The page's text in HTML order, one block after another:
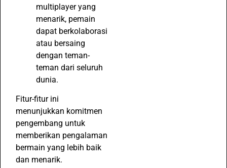
multiplayer yang
menarik, pemain
dapat berkolaborasi
atau bersaing
dengan teman-
teman dari seluruh
dunia.
Fitur-fitur ini
menunjukkan komitmen
pengembang untuk
memberikan pengalaman
bermain yang lebih baik
dan menarik.